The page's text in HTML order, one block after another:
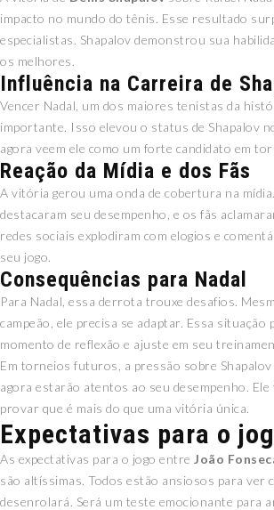
impacto no mundo do tênis. Esse resultado
especialistas. Shapalov demonstrou sua
os melhores.
Influência na Carreira de
Vencer Nadal, um dos maiores tenistas da
importante. Isso elevou o status de Shapalov
agora veem ele como um forte candidato em
Reação da Mídia e dos Fãs
A vitória gerou uma onda de cobertura na
destacaram seu desempenho, e os fãs
redes sociais explodiram com elogios e
seu jogo.
Consequências para Nadal
Para Nadal, essa derrota trouxe desafios.
campeão, ele precisa se adaptar. Essa situação
momento de reflexão e ajuste em seu
Em torneios futuros, a pressão sobre
agora estarão atentos ao seu desempenho. Ele
provar que é mais do que uma vitória única.
Expectativas para o
As expectativas para o jogo entre João
são altíssimas. Todos estão ansiosos para ver
desenrolará. Será um teste emocionante para